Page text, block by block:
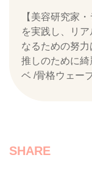
【美容研究家
を実践し、リ
なるための努
推しのために
ベ /骨格ウェー
SHARE